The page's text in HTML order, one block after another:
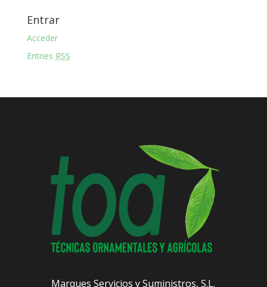
Entrar
Acceder
Entries RSS
Marques Servicios y Suministros, S.L.